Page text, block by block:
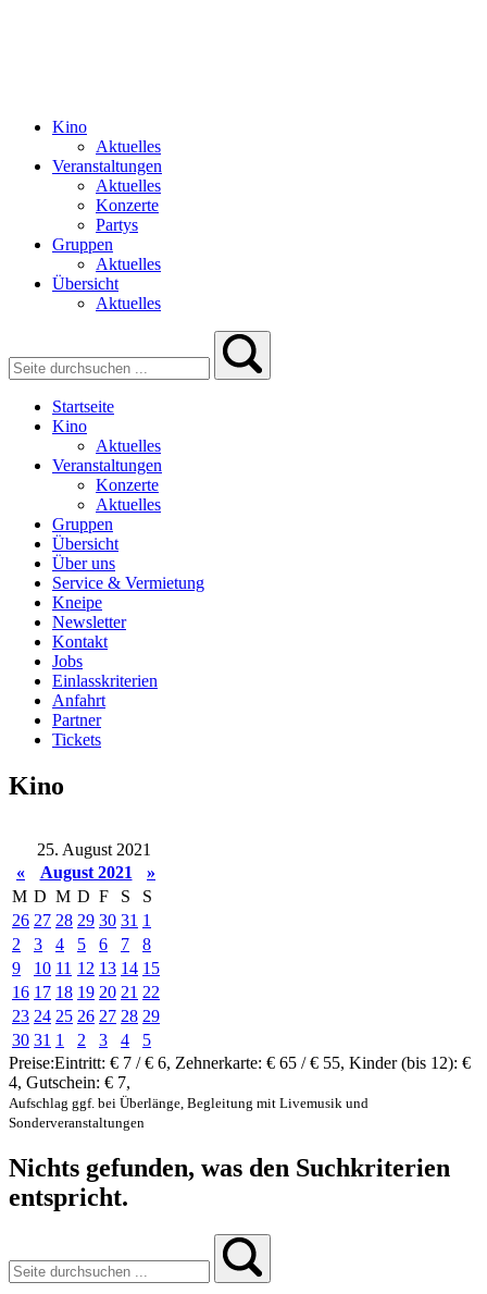
Kino
Aktuelles
Veranstaltungen
Aktuelles
Konzerte
Partys
Gruppen
Aktuelles
Übersicht
Aktuelles
Startseite
Kino
Aktuelles
Veranstaltungen
Konzerte
Aktuelles
Gruppen
Übersicht
Über uns
Service & Vermietung
Kneipe
Newsletter
Kontakt
Jobs
Einlasskriterien
Anfahrt
Partner
Tickets
Kino
25. August 2021
«
August 2021
»
M D M D F S
S
26 27 28 29 30 31 1
2
3 4 5 6 7
8
9
10 11 12 13 14 15
16 17 18 19 20 21 22
23 24 25 26 27 28 29
30 31 1 2 3 4
5
Preise:Eintritt: € 7 / € 6, Zehnerkarte: € 65 / € 55, Kinder (bis 12): €
4, Gutschein: € 7,
Aufschlag ggf. bei Überlänge, Begleitung mit Livemusik und
Sonderveranstaltungen
Nichts gefunden, was den Suchkriterien
entspricht.